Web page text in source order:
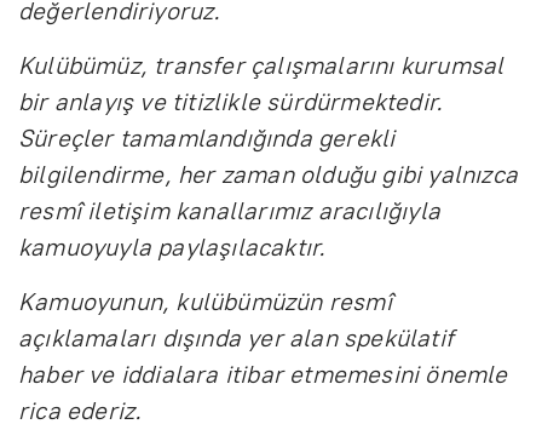
değerlendiriyoruz.
Kulübümüz, transfer çalışmalarını kurumsal
bir anlayış ve titizlikle sürdürmektedir.
Süreçler tamamlandığında gerekli
bilgilendirme, her zaman olduğu gibi yalnızca
resmî iletişim kanallarımız aracılığıyla
kamuoyuyla paylaşılacaktır.
Kamuoyunun, kulübümüzün resmî
açıklamaları dışında yer alan spekülatif
haber ve iddialara itibar etmemesini önemle
rica ederiz.